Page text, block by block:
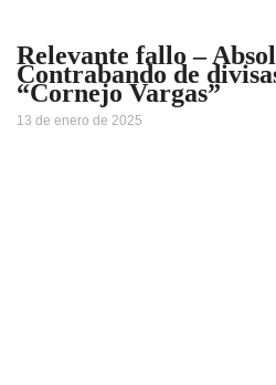
Relevante fallo –
Contrabando de
“Cornejo Vargas”
13 de enero de 2025